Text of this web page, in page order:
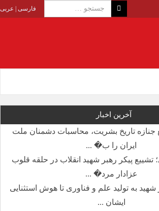
فارسی عربی
آخرین اخبار
جنازه تاریخ بشریت، محاسبات دشمنان ملت
ایران را ب� ...
پیکر رهبر شهید انقلاب در حلقه قلوب
عزادار مرد� ...
شهید به تولید علم و فناوری تا هوش استثنایی
ایشان ...